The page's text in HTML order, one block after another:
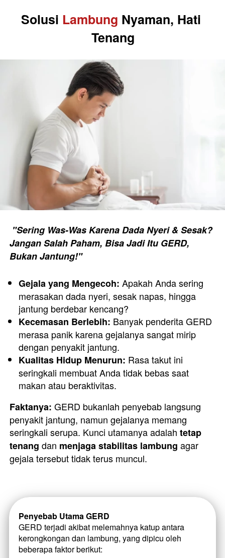
Solusi Lambung Nyaman, Hati
Tenang
Jangan Salah Paham, Bisa Jadi Itu GERD,
Bukan Jantung!"
Gejala yang Mengecoh: Apakah Anda sering
merasakan dada nyeri, sesak napas, hingga
jantung berdebar kencang?
Kecemasan Berlebih: Banyak penderita GERD
merasa panik karena gejalanya sangat mirip
dengan penyakit jantung.
Kualitas Hidup Menurun: Rasa takut ini
seringkali membuat Anda tidak bebas saat
makan atau beraktivitas.
Faktanya: GERD bukanlah penyebab langsung
penyakit jantung, namun gejalanya memang
seringkali serupa. Kunci utamanya adalah tetap
tenang dan menjaga stabilitas lambung agar
gejala tersebut tidak terus muncul.
Penyebab Utama GERD
GERD terjadi akibat melemahnya katup antara
kerongkongan dan lambung, yang dipicu oleh
beberapa faktor berikut: